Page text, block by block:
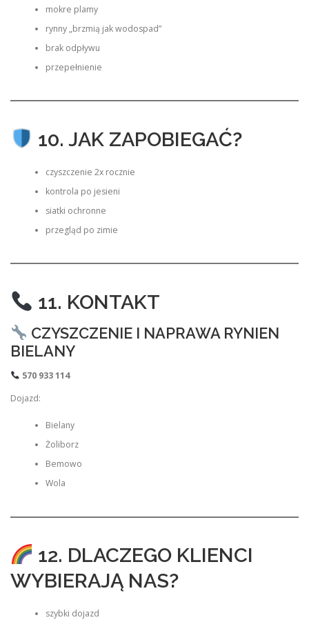
mokre plamy
rynny „brzmią jak wodospad”
brak odpływu
przepełnienie
10. JAK ZAPOBIEGAĆ?
czyszczenie 2x rocznie
kontrola po jesieni
siatki ochronne
przegląd po zimie
11. KONTAKT
CZYSZCZENIE I NAPRAWA RYNIEN
BIELANY
570 933 114
Dojazd:
Bielany
Żoliborz
Bemowo
Wola
12. DLACZEGO KLIENCI
WYBIERAJĄ NAS?
szybki dojazd